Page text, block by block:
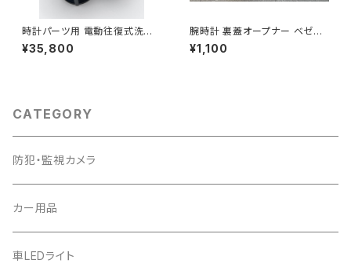
時計パーツ用 電動往復式洗浄
機 全自動停止洗浄機 速度調整
超音波洗浄機と併用可能「WCL
¥35,800
腕時計 裏蓋オープナー ベゼル
開け 時計職人修理ツール「オー
プナー.C」
¥1,100
CATEGORY
防犯・監視カメラ
カー用品
車LEDライト